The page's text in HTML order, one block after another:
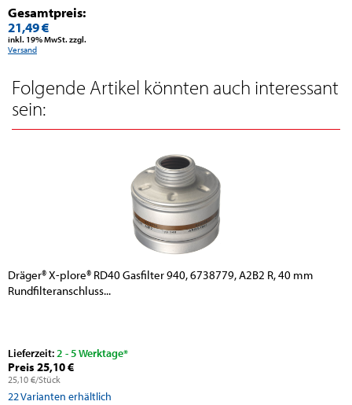
Gesamtpreis:
21,49 €
inkl. 19% MwSt. zzgl.
Versand
Folgende Artikel könnten auch interessant
sein:
Dräger® X-plore® RD40 Gasfilter 940, 6738779, A2B2 R, 40 mm
Rundfilteranschluss...
Lieferzeit:2 - 5 Werktage*
Preis 25,10 €
25,10 €/Stück
22Varianten erhältlich